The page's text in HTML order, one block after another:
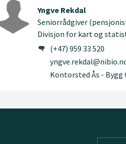
Yngve Rekdal
Seniorrådgiver
Divisjon for kart og
(+47) 959 33 520
Kontorsted Ås - Bygg